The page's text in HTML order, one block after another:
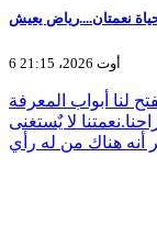
نعمتان....رياض يعيش
6 أوت 2026، 21:15
لنا أبواب المعرفة
لا يٌستغنى